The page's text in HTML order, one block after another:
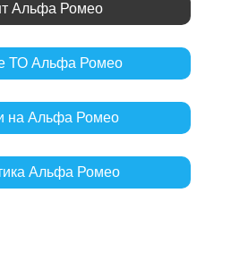
Альфа Ромео
ТО Альфа Ромео
на Альфа Ромео
Альфа Ромео